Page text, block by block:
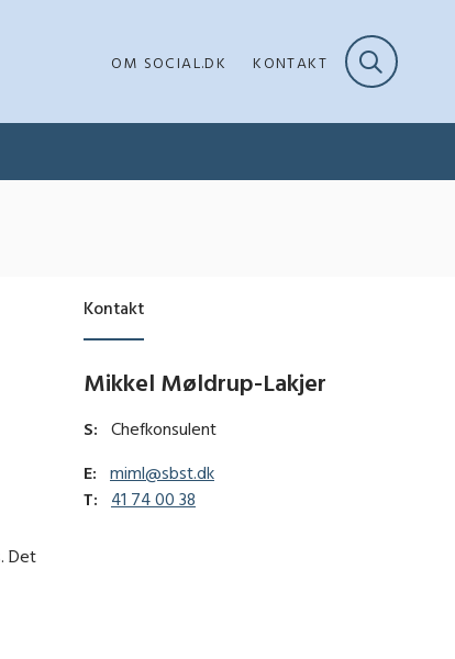
OM SOCIAL.DK KONTAKT
Det
Kontakt
Mikkel Møldrup-Lakjer
S:
Chefkonsulent
E:
miml@sbst.dk
T:
41 74 00 38